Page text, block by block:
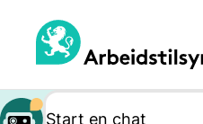
hovedinnhold